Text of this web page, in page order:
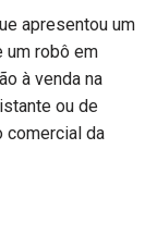
apresentou um
um robô em
à venda na
ou de
comercial da